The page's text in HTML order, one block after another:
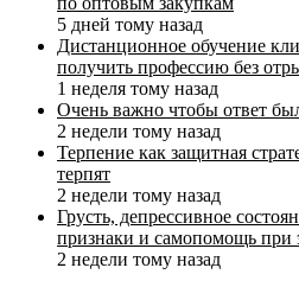
5 дней тому назад
Дистанционное обучение
получить профессию без
1 неделя тому назад
Очень важно чтобы ответ
2 недели тому назад
Терпение как защитная
терпят
2 недели тому назад
Грусть, депрессивное
признаки и самопомощь
2 недели тому назад